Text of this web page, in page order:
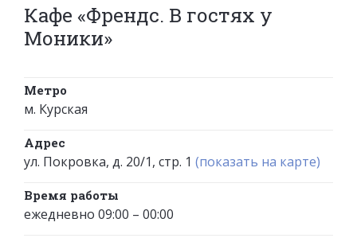
Кафе «Френдс. В гостях у
Моники»
Метро
м. Курская
Адрес
ул. Покровка, д. 20/1, стр. 1 (показать на карте)
Время работы
ежедневно 09:00 – 00:00